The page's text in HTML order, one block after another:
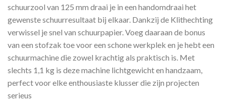
schuurzool van 125 mm draai je in een handomdraai het
gewenste schuurresultaat bij elkaar. Dankzij de Klithechting
verwissel je snel van schuurpapier. Voeg daaraan de bonus
van een stofzak toe voor een schone werkplek en je hebt een
schuurmachine die zowel krachtig als praktisch is. Met
slechts 1,1 kg is deze machine lichtgewicht en handzaam,
perfect voor elke enthousiaste klusser die zijn projecten
serieus